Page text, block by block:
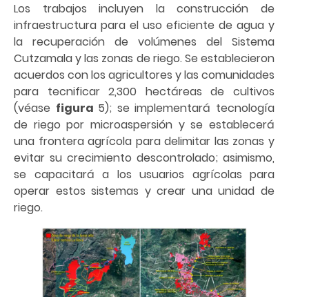
Los trabajos incluyen la construcción de
infraestructura para el uso eficiente de agua y
la recuperación de volúmenes del Sistema
Cutzamala y las zonas de riego. Se establecieron
acuerdos con los agricultores y las comunidades
para tecnificar 2,300 hectáreas de cultivos
(véase figura 5); se implementará tecnología
de riego por microaspersión y se establecerá
una frontera agrícola para delimitar las zonas y
evitar su crecimiento descontrolado; asimismo,
se capacitará a los usuarios agrícolas para
operar estos sistemas y crear una unidad de
riego.